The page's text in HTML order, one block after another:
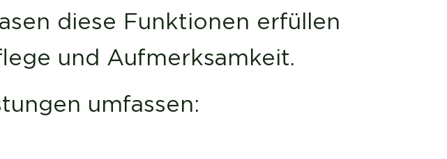
diese Funktionen erfüllen
und Aufmerksamkeit.
umfassen: